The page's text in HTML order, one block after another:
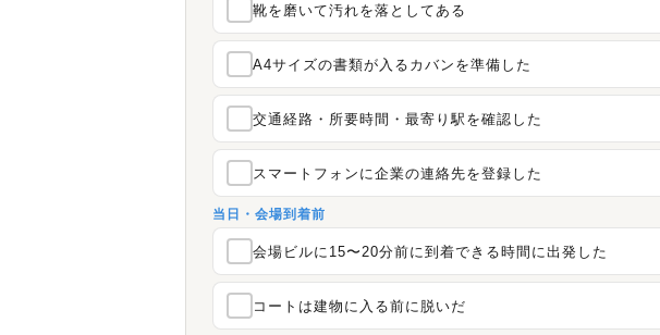
靴を磨いて汚れを落としてある
A4サイズの書類が入るカバンを準備した
交通経路・所要時間・最寄り駅を確認した
スマートフォンに企業の連絡先を登録した
当日・会場到着前
会場ビルに15〜20分前に到着できる時間に出発した
コートは建物に入る前に脱いだ